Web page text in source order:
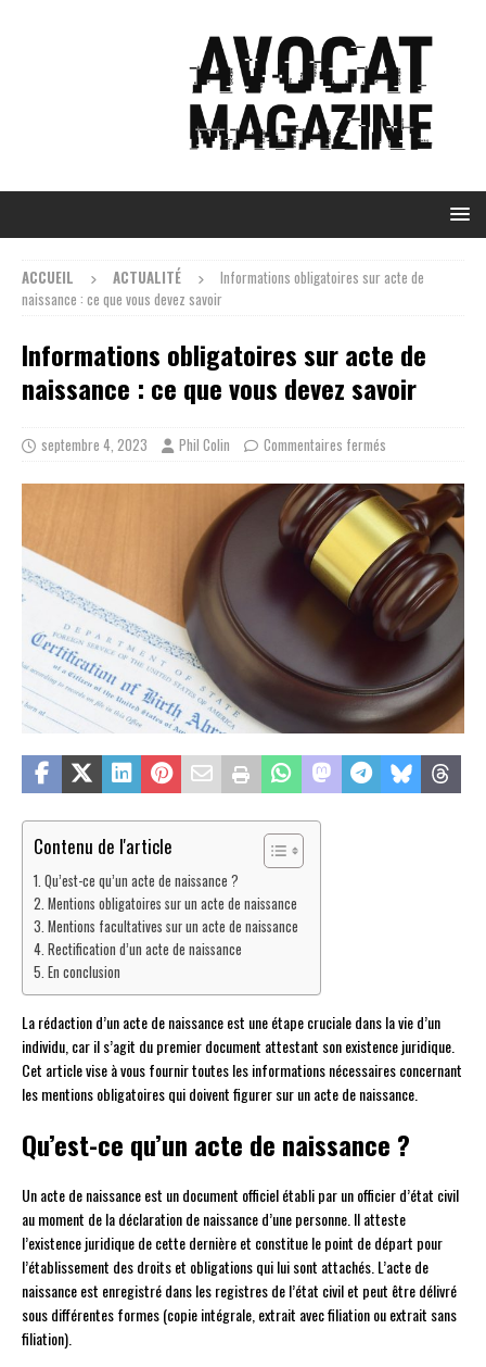
ACCUEIL ACTUALITÉ
Informations obligatoires sur acte de
naissance : ce que vous devez savoir
Informations obligatoires sur acte de
naissance : ce que vous devez savoir
septembre 4, 2023 Phil Colin Commentaires fermés
Contenu de l'article
Qu’est-ce qu’un acte de naissance ?
Mentions obligatoires sur un acte de naissance
Mentions facultatives sur un acte de naissance
Rectification d’un acte de naissance
En conclusion
La rédaction d’un acte de naissance est une étape cruciale dans la vie d’un
individu, car il s’agit du premier document attestant son existence juridique.
Cet article vise à vous fournir toutes les informations nécessaires concernant
les mentions obligatoires qui doivent figurer sur un acte de naissance.
Qu’est-ce qu’un acte de naissance ?
Un acte de naissance est un document officiel établi par un officier d’état civil
au moment de la déclaration de naissance d’une personne. Il atteste
l’existence juridique de cette dernière et constitue le point de départ pour
l’établissement des droits et obligations qui lui sont attachés. L’acte de
naissance est enregistré dans les registres de l’état civil et peut être délivré
sous différentes formes (copie intégrale, extrait avec filiation ou extrait sans
filiation).